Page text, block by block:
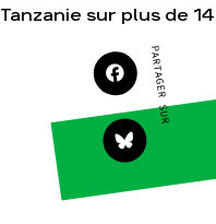
S'engager sur le
Agir au quotidien
Soutenir les
campagnes
Transmettre tout
ou partie de son
Tanzanie sur plus de
PARTAGER SUR